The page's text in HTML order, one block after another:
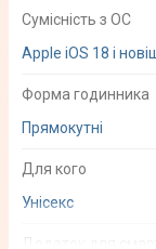
Сумісність з ОС
Apple iOS 18 і
Форма годинника
Прямокутні
Для кого
Унісекс